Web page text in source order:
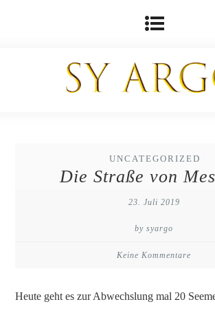
UNCATEGORIZED
Die Straße von
23. Juli 2019
by syargo
Keine Kommentare
Heute geht es zur Abwechslung mal 20